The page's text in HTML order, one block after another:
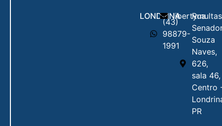
LONDRINA
(43)
98879-
1991
Rua
Souza
Naves,
626,
sala 46,
Centro
PR